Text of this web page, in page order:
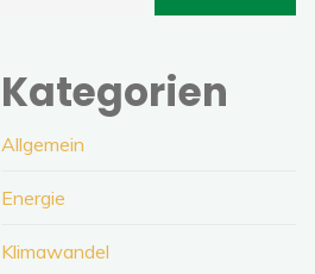
Kategorien
Allgemein
Energie
Klimawandel